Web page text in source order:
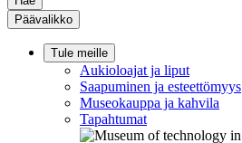
Päävalikko
Tule meille
Aukioloajat ja liput
Saapuminen ja esteettömyys
Museokauppa ja kahvila
Tapahtumat